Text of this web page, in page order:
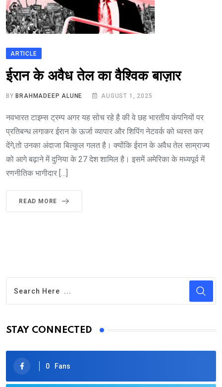
ARTICLE
ईरान के अवैध तेल का वैश्विक बाज़ार
BY BRAHMADEEP ALUNE AUGUST 1, 2025
नवभारत टाइम्स ट्रम्प अगर यह सोच रहे है की वे छह भारतीय कंपनियों पर
प्रतिबन्ध लगाकर ईरान के ऊर्जा व्यापार और शिपिंग नेटवर्क को ध्वस्त कर
देंगे,तो उनका अंदाजा बिल्कुल गलत है। क्योंकि ईरान के अवैध तेल साम्राज्य
को आगे बढ़ाने में दुनिया के 27 देश शामिल है। इसमें अमेरिका के मध्यपूर्व में
रणनीतिक भागीदार […]
READ MORE
STAY CONNECTED
0 Fans